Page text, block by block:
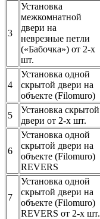
3
Установка
межкомнатной
двери на
неврезные петли
(«Бабочка») от 2-х
шт.
4
Установка одной
скрытой двери на
объекте (Filomuro)
5
Установка скрытой
двери от 2-х шт.
6
Установка одной
скрытой двери на
объекте (Filomuro)
REVERS
7
Установка одной
скрытой двери на
объекте (Filomuro)
REVERS от 2-х шт.